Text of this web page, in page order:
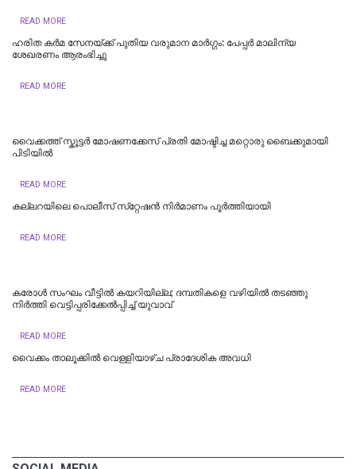
READ MORE
ഹരിത കർമ സേനയ്ക്ക് പുതിയ വരുമാന മാർഗ്ഗം: പേപ്പർ മാലിന്യ
ശേഖരണം ആരംഭിച്ചു
READ MORE
വൈക്കത്ത് സ്കൂട്ടർ മോഷണക്കേസ് പ്രതി മോഷ്ടിച്ച മറ്റൊരു ബൈക്കുമായി
പിടിയിൽ
READ MORE
കല്ലറയിലെ പൊലീസ് സ്‌റ്റേഷൻ നിർമാണം പൂർത്തിയായി
READ MORE
കരോൾ സംഘം വീട്ടിൽ കയറിയില്ല; ദമ്പതികളെ വഴിയില്‍ തടഞ്ഞു
നിര്‍ത്തി വെട്ടിപ്പരിക്കേല്‍പ്പിച്ച്‌ യുവാവ്
READ MORE
വൈക്കം താലൂക്കില്‍ വെള്ളിയാഴ്ച പ്രാദേശിക അവധി
READ MORE